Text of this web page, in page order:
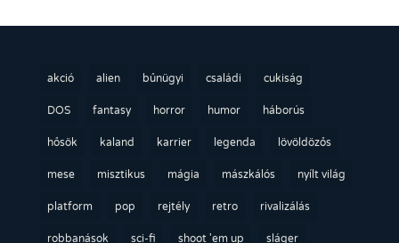
akció alien bűnügyi családi cukiság
DOS fantasy horror humor háborús
hősök kaland karrier legenda lövöldözős
mese misztikus mágia mászkálós nyílt világ
platform pop rejtély retro rivalizálás
robbanások sci-fi shoot 'em up sláger